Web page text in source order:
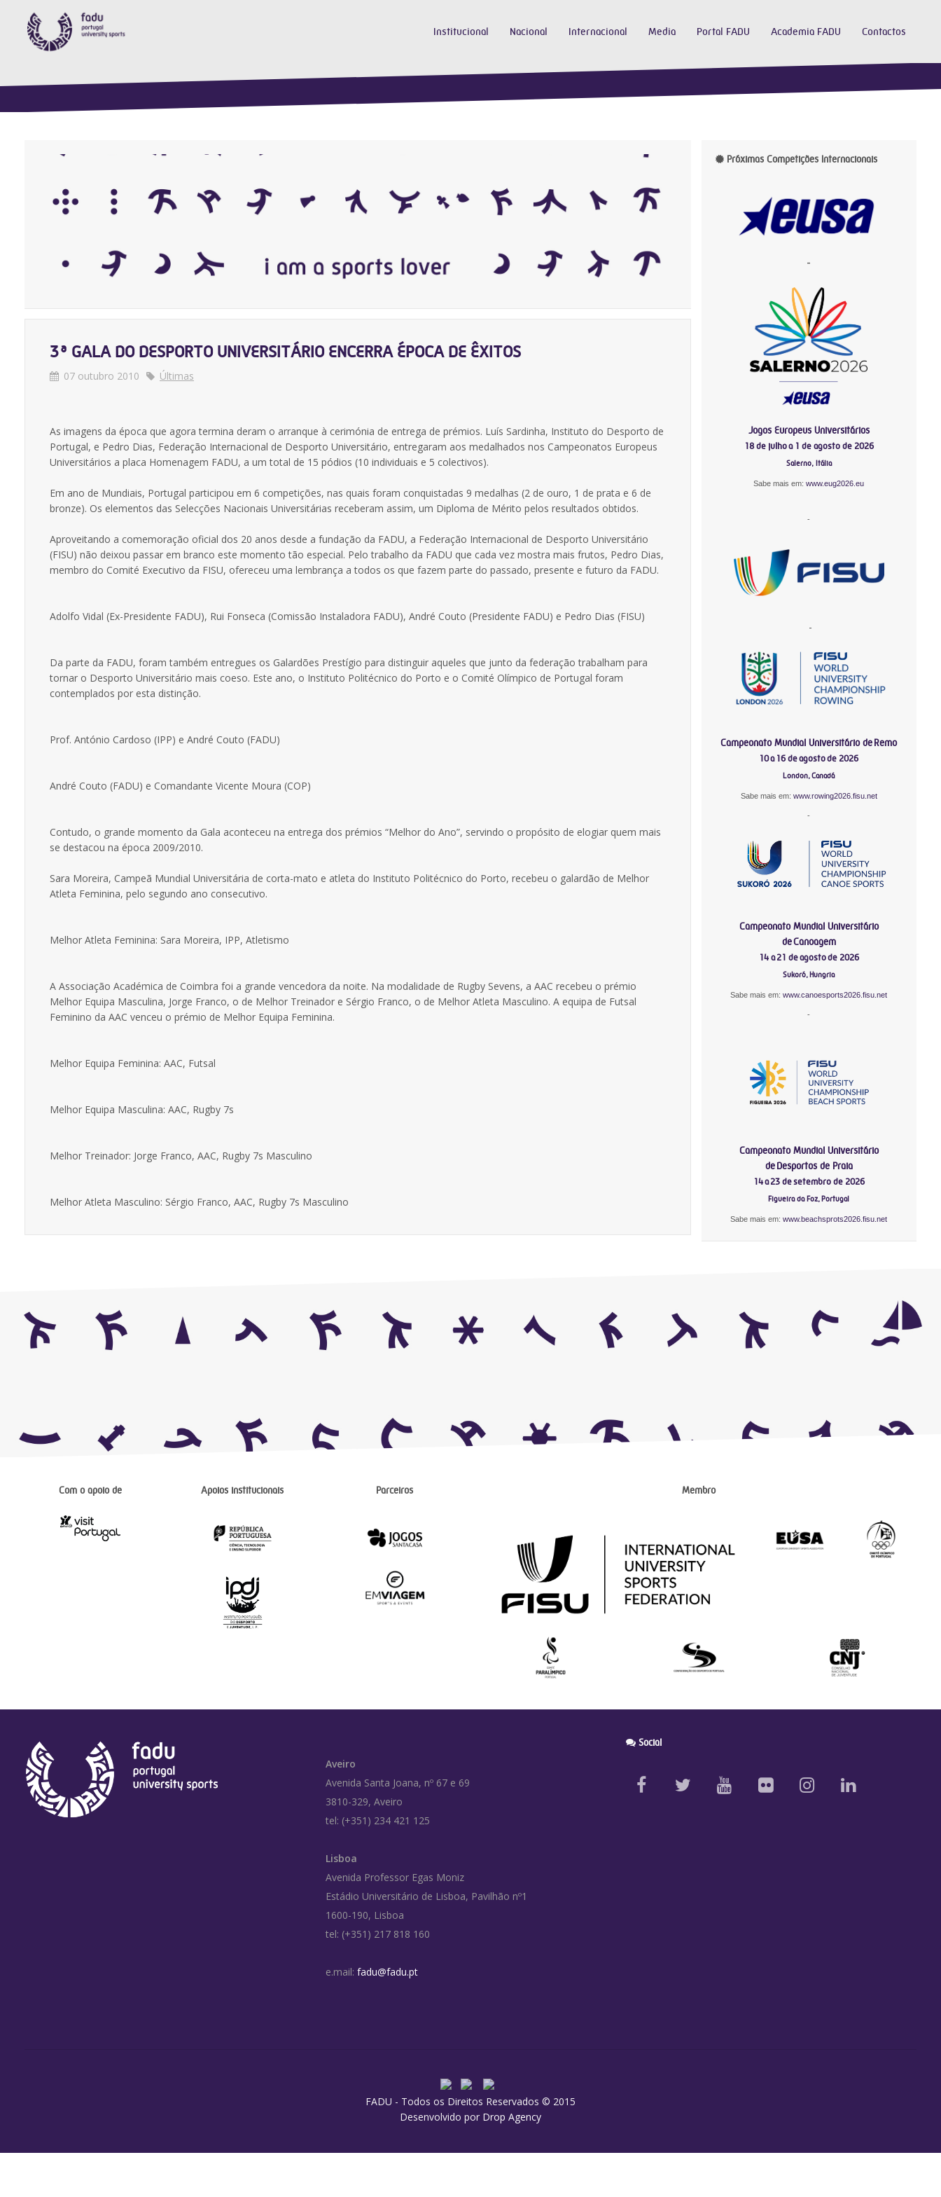
Institucional Nacional Internacional Media Portal FADU Academia FADU Contactos
3ª GALA DO DESPORTO UNIVERSITÁRIO ENCERRA ÉPOCA DE ÊXITOS
07 outubro 2010 Últimas
As imagens da época que agora termina deram o arranque à cerimónia de entrega de prémios. Luís Sardinha, Instituto do Desporto de
Portugal, e Pedro Dias, Federação Internacional de Desporto Universitário, entregaram aos medalhados nos Campeonatos Europeus
Universitários a placa Homenagem FADU, a um total de 15 pódios (10 individuais e 5 colectivos).
Em ano de Mundiais, Portugal participou em 6 competições, nas quais foram conquistadas 9 medalhas (2 de ouro, 1 de prata e 6 de
bronze). Os elementos das Selecções Nacionais Universitárias receberam assim, um Diploma de Mérito pelos resultados obtidos.
Aproveitando a comemoração oficial dos 20 anos desde a fundação da FADU, a Federação Internacional de Desporto Universitário
(FISU) não deixou passar em branco este momento tão especial. Pelo trabalho da FADU que cada vez mostra mais frutos, Pedro Dias,
membro do Comité Executivo da FISU, ofereceu uma lembrança a todos os que fazem parte do passado, presente e futuro da FADU.
Adolfo Vidal (Ex-Presidente FADU), Rui Fonseca (Comissão Instaladora FADU), André Couto (Presidente FADU) e Pedro Dias (FISU)
Da parte da FADU, foram também entregues os Galardões Prestígio para distinguir aqueles que junto da federação trabalham para
tornar o Desporto Universitário mais coeso. Este ano, o Instituto Politécnico do Porto e o Comité Olímpico de Portugal foram
contemplados por esta distinção.
Prof. António Cardoso (IPP) e André Couto (FADU)
André Couto (FADU) e Comandante Vicente Moura (COP)
Contudo, o grande momento da Gala aconteceu na entrega dos prémios “Melhor do Ano”, servindo o propósito de elogiar quem mais
se destacou na época 2009/2010.
Sara Moreira, Campeã Mundial Universitária de corta-mato e atleta do Instituto Politécnico do Porto, recebeu o galardão de Melhor
Atleta Feminina, pelo segundo ano consecutivo.
Melhor Atleta Feminina: Sara Moreira, IPP, Atletismo
A Associação Académica de Coimbra foi a grande vencedora da noite. Na modalidade de Rugby Sevens, a AAC recebeu o prémio
Melhor Equipa Masculina, Jorge Franco, o de Melhor Treinador e Sérgio Franco, o de Melhor Atleta Masculino. A equipa de Futsal
Feminino da AAC venceu o prémio de Melhor Equipa Feminina.
Melhor Equipa Feminina: AAC, Futsal
Melhor Equipa Masculina: AAC, Rugby 7s
Melhor Treinador: Jorge Franco, AAC, Rugby 7s Masculino
Melhor Atleta Masculino: Sérgio Franco, AAC, Rugby 7s Masculino
Próximas Competições Internacionais
-
Jogos Europeus Universitários
18 de julho a 1 de agosto de 2026
Salerno, Itália
Sabe mais em:www.eug2026.eu
-
-
Campeonato Mundial Universitário de Remo
10 a 16 de agosto de 2026
London, Canadá
Sabe mais em: www.rowing2026.fisu.net
-
Campeonato Mundial Universitário
de Canoagem
14 a 21 de agosto de 2026
Sukoró, Hungria
Sabe mais em:www.canoesports2026.fisu.net
-
Campeonato Mundial Universitário
de Desportos de Praia
14 a 23 de setembro de 2026
Figueira da Foz, Portugal
Sabe mais em:www.beachsprots2026.fisu.net
Com o apoio de Apoios institucionais Parceiros Membro
Aveiro
Avenida Santa Joana, nº 67 e 69
3810-329, Aveiro
tel: (+351) 234 421 125
Lisboa
Avenida Professor Egas Moniz
Estádio Universitário de Lisboa, Pavilhão nº1
1600-190, Lisboa
tel: (+351) 217 818 160
e.mail: fadu@fadu.pt
Social
FADU - Todos os Direitos Reservados © 2015
Desenvolvido por Drop Agency